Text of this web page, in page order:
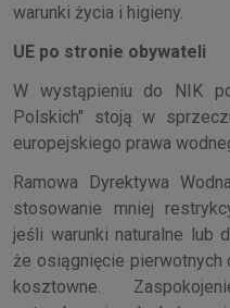
warunki życia i higieny.
UE po stronie obywateli
W wystąpieniu do NIK
Polskich" stoją w
europejskiego prawa
Ramowa Dyrektywa
stosowanie mniej
jeśli warunki naturalne lub
że osiągnięcie pierwotnych
kosztowne.